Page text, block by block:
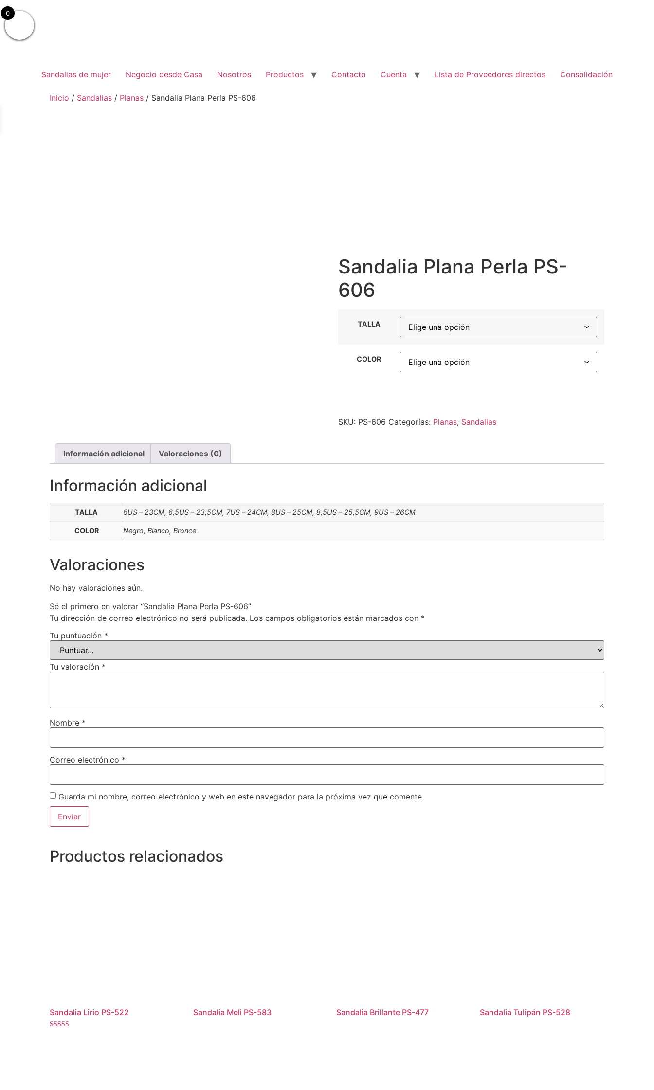
Sandalias de mujer Negocio desde Casa Nosotros Productos Contacto Cuenta Lista de Proveedores directos Consolidación
Inicio / Sandalias / Planas / Sandalia Plana Perla PS-606
Sandalia Plana Perla PS-
606
TALLA
COLOR
SKU: PS-606 Categorías: Planas, Sandalias
Información adicional Valoraciones (0)
Información adicional
TALLA 6US – 23CM, 6,5US – 23,5CM, 7US – 24CM, 8US – 25CM, 8,5US – 25,5CM, 9US – 26CM
COLOR Negro, Blanco, Bronce
Valoraciones
No hay valoraciones aún.
Sé el primero en valorar “Sandalia Plana Perla PS-606”
Tu dirección de correo electrónico no será publicada. Los campos obligatorios están marcados con *
Tu puntuación *
Tu valoración *
Nombre *
Correo electrónico *
Guarda mi nombre, correo electrónico y web en este navegador para la próxima vez que comente.
Productos relacionados
Sandalia Lirio PS-522 Sandalia Meli PS-583 Sandalia Brillante PS-477 Sandalia Tulipán PS-528
0